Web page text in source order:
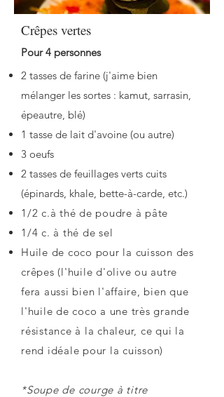
Crêpes vertes
Pour 4 personnes
2 tasses de farine (j'aime bien
mélanger les sortes : kamut, sarrasin,
épeautre, blé)
1 tasse de lait d'avoine (ou autre)
3 oeufs
2 tasses de feuillages verts cuits
(épinards, khale, bette-à-carde, etc.)
1/2 c.à thé de poudre à pâte
1/4 c. à thé de sel
Huile de coco pour la cuisson des
crêpes (l'huile d'olive ou autre
fera aussi bien l'affaire, bien que
l'huile de coco a une très grande
résistance à la chaleur, ce qui la
rend idéale pour la cuisson)
*Soupe de courge à titre